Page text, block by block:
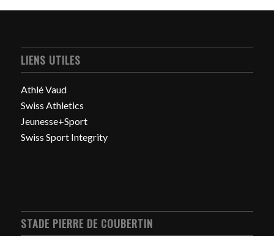
LIENS UTILES
Athlé Vaud
Swiss Athletics
Jeunesse+Sport
Swiss Sport Integrity
STADE PIERRE DE COUBERTIN